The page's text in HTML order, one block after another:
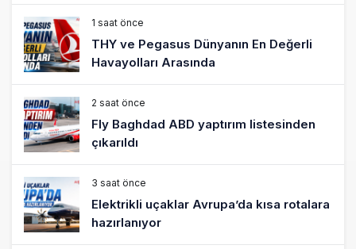
1 saat önce
THY ve Pegasus Dünyanın En Değerli
Havayolları Arasında
2 saat önce
Fly Baghdad ABD yaptırım listesinden
çıkarıldı
3 saat önce
Elektrikli uçaklar Avrupa’da kısa rotalara
hazırlanıyor